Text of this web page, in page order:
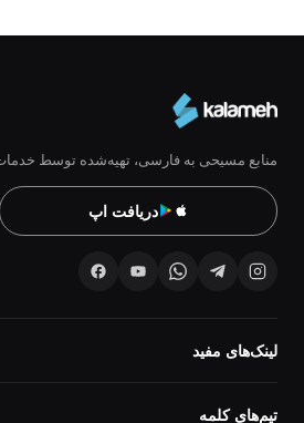
منابع مسیحی به فارسی، تهیه‌شده توسط خدمات
دریافت اپ
لینک‌های مفید
تیم‌های کلمه